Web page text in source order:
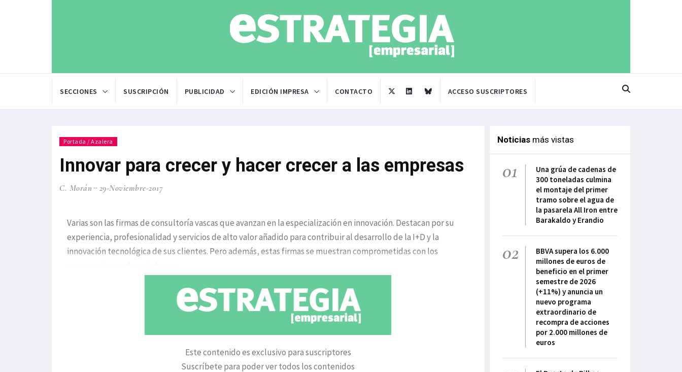
SECCIONES SUSCRIPCIÓN PUBLICIDAD EDICIÓN IMPRESA CONTACTO ACCESO SUSCRIPTORES
Portada / Azalera
Innovar para crecer y hacer crecer a las empresas
C. Morán 29-Noviembre-2017
Varias son las firmas de consultoría vascas que avanzan en la especialización en innovación. Destacan por su
experiencia, profesionalidad y servicios de alto valor añadido para contribuir al desarrollo de la I+D y la
innovación tecnológica de sus clientes. Pero además, estas firmas se muestran comprometidas con los
procesos innovadores internos
Este contenido es exclusivo para suscriptores
Suscríbete para poder ver todos los contenidos
Noticiasmás vistas
01
Una grúa de cadenas de
300 toneladas culmina
el montaje del primer
tramo sobre el agua de
la pasarela All Iron entre
Barakaldo y Erandio
02
BBVA supera los 6.000
millones de euros de
beneficio en el primer
semestre de 2026
(+11%) y anuncia un
nuevo programa
extraordinario de
recompra de acciones
por 2.000 millones de
euros